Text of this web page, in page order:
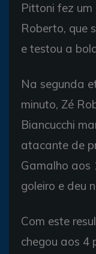
Pittoni fez
Roberto, que
e testou a
Na segunda
minuto, Zé
Biancucchi
atacante de
Gamalho aos
goleiro e deu
Com este
chegou aos 4